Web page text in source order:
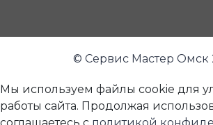
© Сервис Мастер Омск
Мы используем файлы cookie для
работы сайта. Продолжая